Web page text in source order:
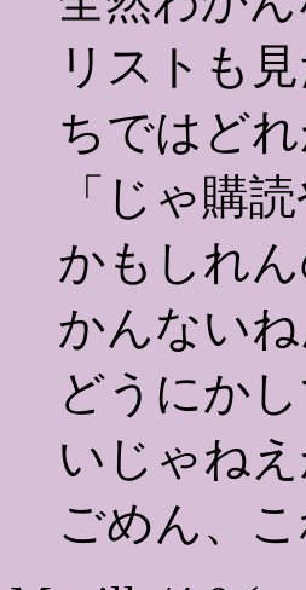
リストも
ちではど
「じゃ購
かもしれ
かんない
どうにか
いじゃね
ごめん、